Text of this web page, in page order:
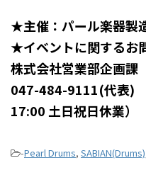
★主催：パール楽器製
★イベントに関するお
株式会社営業部企画課
047-484-9111(代表)
17:00 土日祝日休業）
-Pearl Drums, SABIAN(Drums)